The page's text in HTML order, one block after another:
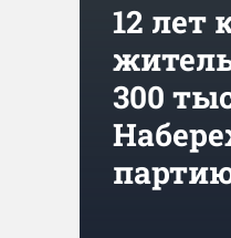
12 лет
300